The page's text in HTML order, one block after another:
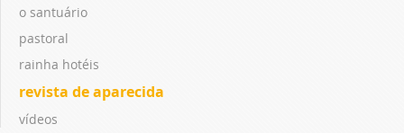
o santuário
pastoral
rainha hotéis
revista de aparecida
vídeos